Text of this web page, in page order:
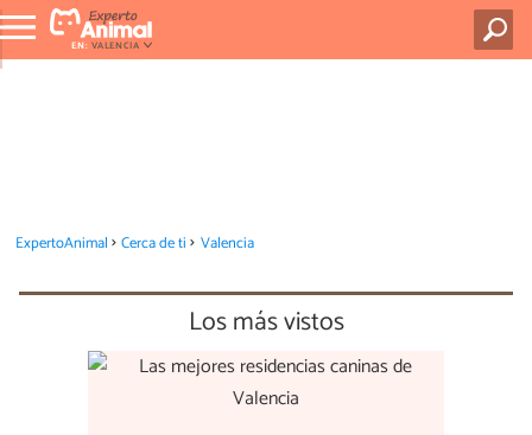
EN: VALENCIA
ExpertoAnimal Cerca de ti Valencia
Los más vistos